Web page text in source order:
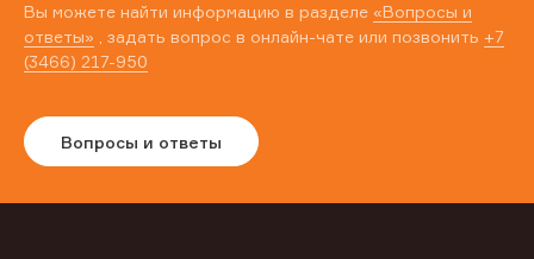
Вы можете найти информацию в разделе «Вопросы и
ответы» , задать вопрос в онлайн-чате или позвонить +7
(3466) 217-950
Вопросы и ответы